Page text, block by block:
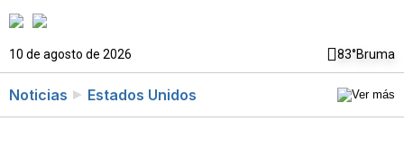
10 de agosto de 2026 83°Bruma
Noticias Estados Unidos